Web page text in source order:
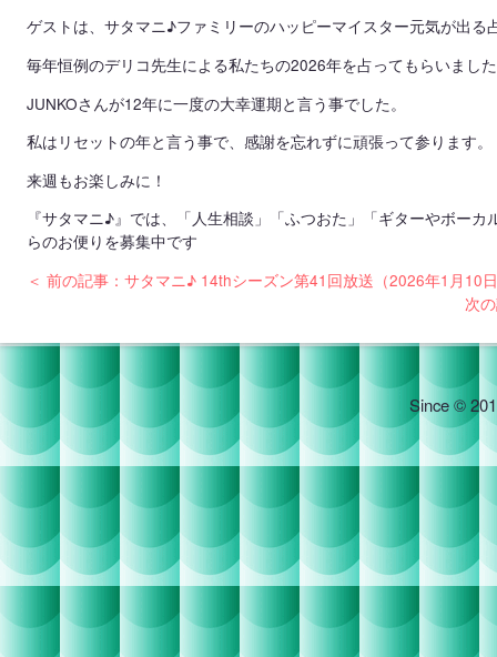
ゲストは、サタマニ♪ファミリーのハッピーマイスター元気が出る
毎年恒例のデリコ先生による私たちの2026年を占ってもらいまし
JUNKOさんが12年に一度の大幸運期と言う事でした。
私はリセットの年と言う事で、感謝を忘れずに頑張って参ります。
来週もお楽しみに！
『サタマニ♪』では、「人生相談」「ふつおた」「ギターやボー
らのお便りを募集中です
＜ 前の記事：サタマニ♪ 14thシーズン第41回放送（2026年1月10
次
Since ©